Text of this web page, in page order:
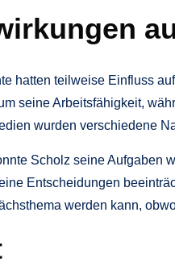
hatten teilweise Einfluss
seine Arbeitsfähigkeit,
wurden verschiedene
Scholz seine Aufgaben
Entscheidungen
werden kann,